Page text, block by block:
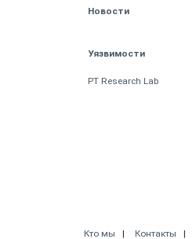
Новости
Уязвимости
PT Research Lab
Кто мы Контакты